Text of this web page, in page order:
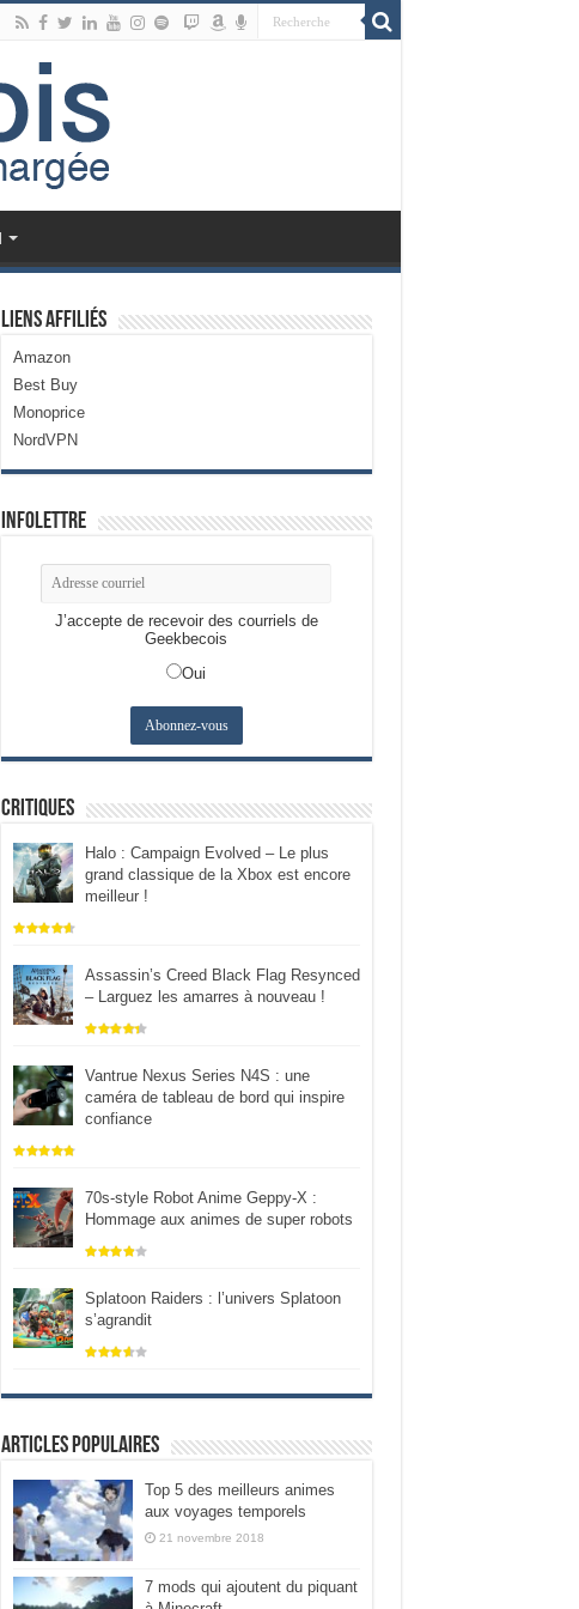
Liens Affiliés
Amazon
Best Buy
Monoprice
NordVPN
Infolettre
J’accepte de recevoir des courriels de
Geekbecois
Oui
Critiques
Halo : Campaign Evolved – Le plus
grand classique de la Xbox est encore
meilleur !
Assassin’s Creed Black Flag Resynced
– Larguez les amarres à nouveau !
Vantrue Nexus Series N4S : une
caméra de tableau de bord qui inspire
confiance
70s-style Robot Anime Geppy-X :
Hommage aux animes de super robots
Splatoon Raiders : l’univers Splatoon
s’agrandit
Articles populaires
Top 5 des meilleurs animes
aux voyages temporels
21 novembre 2018
7 mods qui ajoutent du piquant